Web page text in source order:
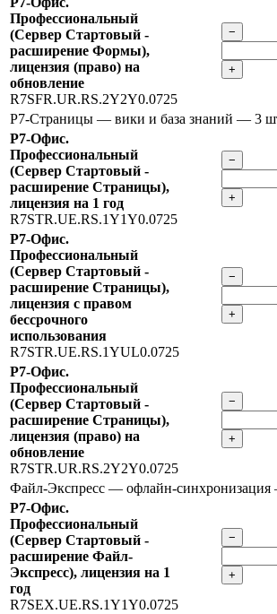
Профессиональный
(Сервер Стартовый -
расширение Формы),
лицензия (право) на
обновление
R7SFR.UR.RS.2Y2Y0.0725
−
+
Р7-Страницы — вики и база знаний — 3
Р7-Офис.
Профессиональный
(Сервер Стартовый -
расширение Страницы),
лицензия на 1 год
R7STR.UE.RS.1Y1Y0.0725
−
+
Р7-Офис.
Профессиональный
(Сервер Стартовый -
расширение Страницы),
лицензия с правом
бессрочного
использования
R7STR.UE.RS.1YUL0.0725
−
+
Р7-Офис.
Профессиональный
(Сервер Стартовый -
расширение Страницы),
лицензия (право) на
обновление
R7STR.UR.RS.2Y2Y0.0725
−
+
Файл-Экспресс — офлайн-синхронизация
Р7-Офис.
Профессиональный
(Сервер Стартовый -
расширение Файл-
Экспресс), лицензия на 1
год
R7SEX.UE.RS.1Y1Y0.0725
−
+